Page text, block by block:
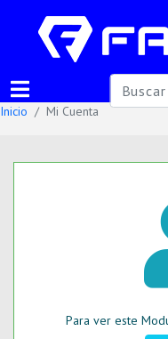
Inicio Mi Cuenta
Para ver este